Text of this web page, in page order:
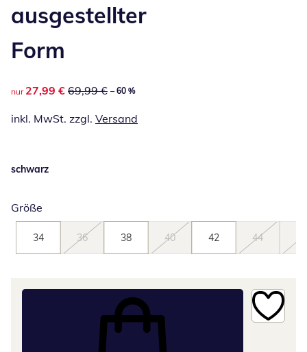
ausgestellter
Form
reduzierter Preis 27,99 €, vorheriger Preis: 69,99 €
nur 27,99 € 69,99 € – 60 %
inkl. MwSt. zzgl. Versand
schwarz
Größe
34 36 38 40 42 44